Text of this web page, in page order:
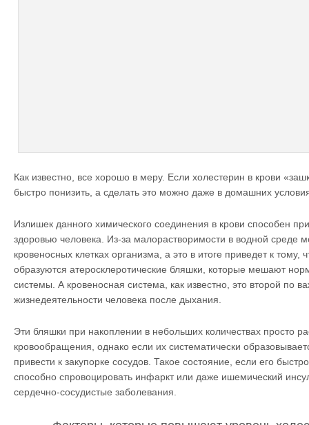
Как известно, все хорошо в меру. Если холестерин в крови
быстро понизить, а сделать это можно даже в домашних
Излишек данного химического соединения в крови способен
здоровью человека. Из-за малорастворимости в водной среде
кровеносных клетках организма, а это в итоге приведет к тому,
образуются атеросклеротические бляшки, которые мешают
системы. А кровеносная система, как известно, это второй по
жизнедеятельности человека после дыхания.
Эти бляшки при накоплении в небольших количествах просто
кровообращения, однако если их систематически
привести к закупорке сосудов. Такое состояние, если его
способно спровоцировать инфаркт или даже ишемический
сердечно-сосудистые заболевания.